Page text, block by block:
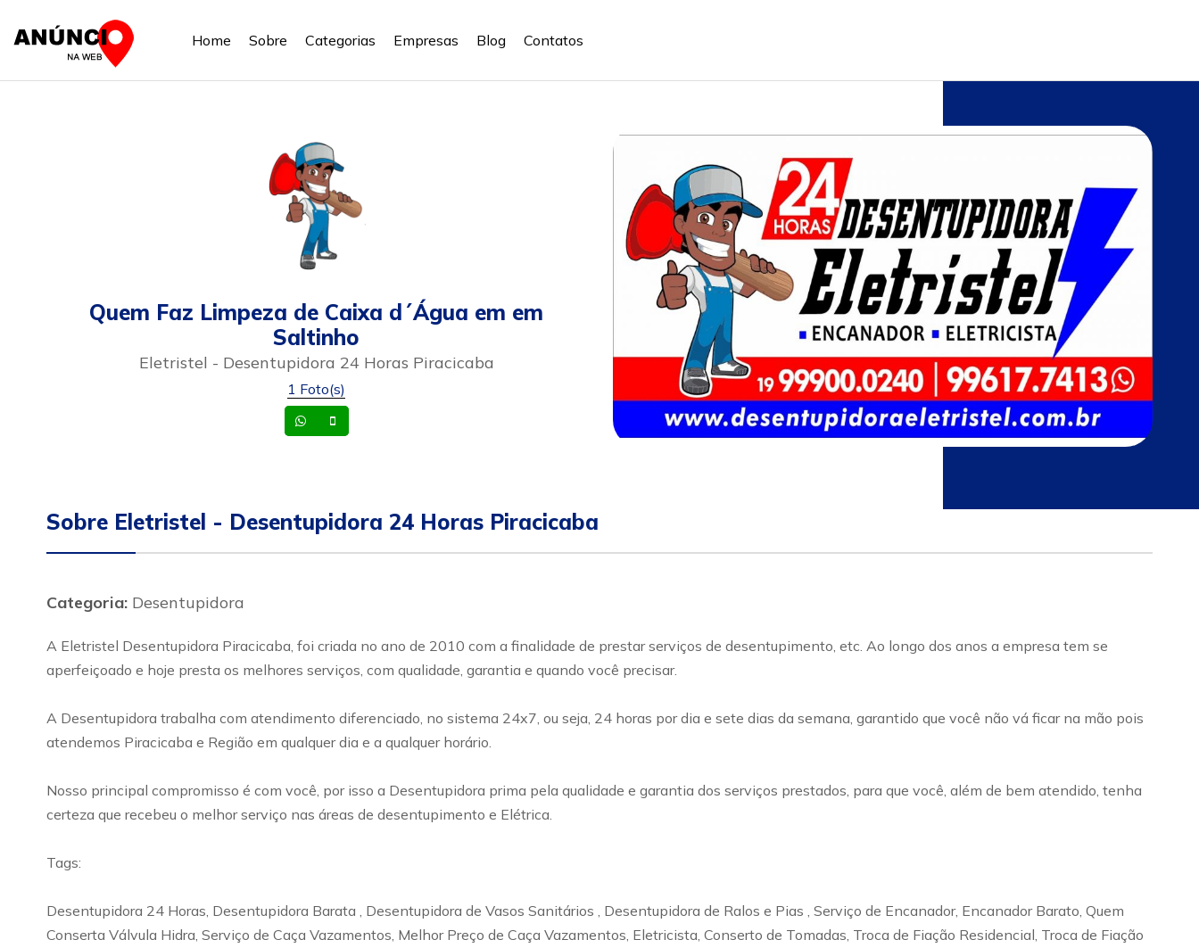
Home Sobre Categorias Empresas Blog Contatos
Quem Faz Limpeza de Caixa d´Água em em
Saltinho
Eletristel - Desentupidora 24 Horas Piracicaba
1 Foto(s)
Whatsapp
Sobre Eletristel - Desentupidora 24 Horas Piracicaba
Categoria: Desentupidora
A Eletristel Desentupidora Piracicaba, foi criada no ano de 2010 com a finalidade de prestar serviços de desentupimento, etc. Ao longo dos anos a empresa tem se
aperfeiçoado e hoje presta os melhores serviços, com qualidade, garantia e quando você precisar.
A Desentupidora trabalha com atendimento diferenciado, no sistema 24x7, ou seja, 24 horas por dia e sete dias da semana, garantido que você não vá ficar na mão pois
atendemos Piracicaba e Região em qualquer dia e a qualquer horário.
Nosso principal compromisso é com você, por isso a Desentupidora prima pela qualidade e garantia dos serviços prestados, para que você, além de bem atendido, tenha
certeza que recebeu o melhor serviço nas áreas de desentupimento e Elétrica.
Tags:
Desentupidora 24 Horas, Desentupidora Barata , Desentupidora de Vasos Sanitários , Desentupidora de Ralos e Pias , Serviço de Encanador, Encanador Barato, Quem
Conserta Válvula Hidra, Serviço de Caça Vazamentos, Melhor Preço de Caça Vazamentos, Eletricista, Conserto de Tomadas, Troca de Fiação Residencial, Troca de Fiação